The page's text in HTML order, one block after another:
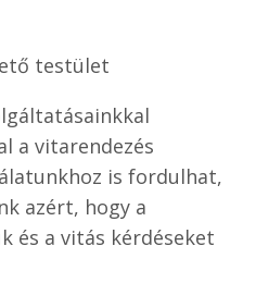
testület
a vitarendezés
is fordulhat,
azért, hogy a
és a vitás kérdéseket